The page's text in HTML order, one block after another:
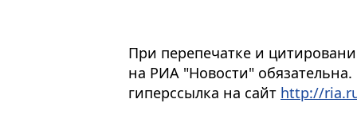
При перепечатке и
на РИА "Новости"
гиперссылка на сайт http://